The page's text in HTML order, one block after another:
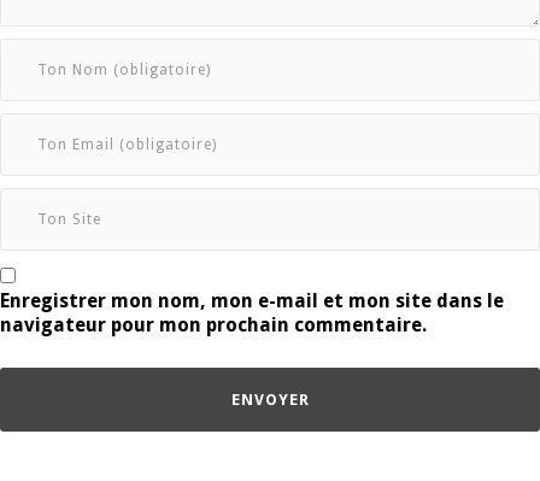
Enregistrer mon nom, mon e-mail et mon site dans le
navigateur pour mon prochain commentaire.